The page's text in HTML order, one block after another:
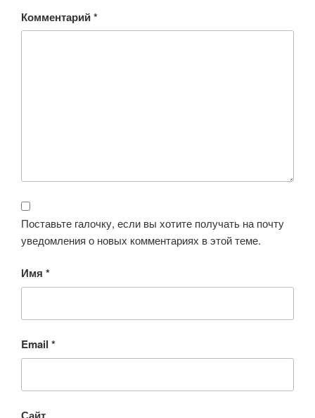
Комментарий*
Поставьте галочку, если вы хотите получать на почту
уведомления о новых комментариях в этой теме.
Имя *
Email *